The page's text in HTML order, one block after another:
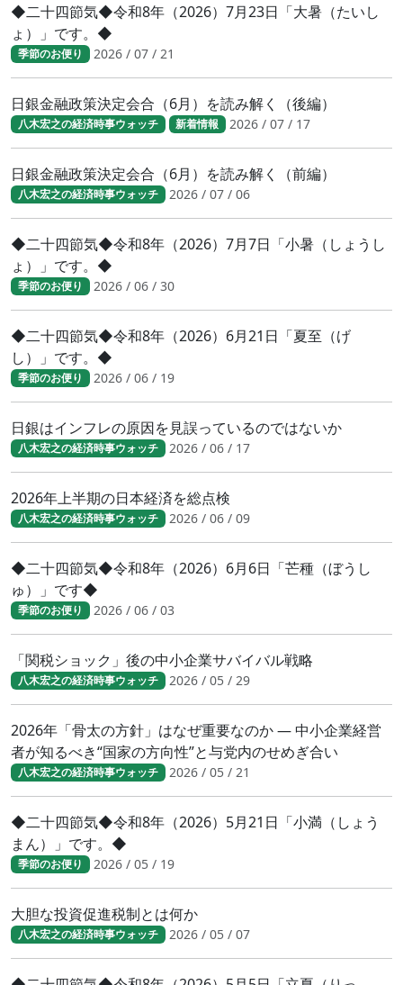
◆二十四節気◆令和8年（2026）7月23日「大暑（たいし
ょ）」です。◆
季節のお便り 2026 / 07 / 21
日銀金融政策決定会合（6月）を読み解く（後編）
八木宏之の経済時事ウォッチ 新着情報 2026 / 07 / 17
日銀金融政策決定会合（6月）を読み解く（前編）
八木宏之の経済時事ウォッチ 2026 / 07 / 06
◆二十四節気◆令和8年（2026）7月7日「小暑（しょうし
ょ）」です。◆
季節のお便り 2026 / 06 / 30
◆二十四節気◆令和8年（2026）6月21日「夏至（げ
し）」です。◆
季節のお便り 2026 / 06 / 19
日銀はインフレの原因を見誤っているのではないか
八木宏之の経済時事ウォッチ 2026 / 06 / 17
2026年上半期の日本経済を総点検
八木宏之の経済時事ウォッチ 2026 / 06 / 09
◆二十四節気◆令和8年（2026）6月6日「芒種（ぼうし
ゅ）」です◆
季節のお便り 2026 / 06 / 03
「関税ショック」後の中小企業サバイバル戦略
八木宏之の経済時事ウォッチ 2026 / 05 / 29
2026年「骨太の方針」はなぜ重要なのか ― 中小企業経営
者が知るべき“国家の方向性”と与党内のせめぎ合い
八木宏之の経済時事ウォッチ 2026 / 05 / 21
◆二十四節気◆令和8年（2026）5月21日「小満（しょう
まん）」です。◆
季節のお便り 2026 / 05 / 19
大胆な投資促進税制とは何か
八木宏之の経済時事ウォッチ 2026 / 05 / 07